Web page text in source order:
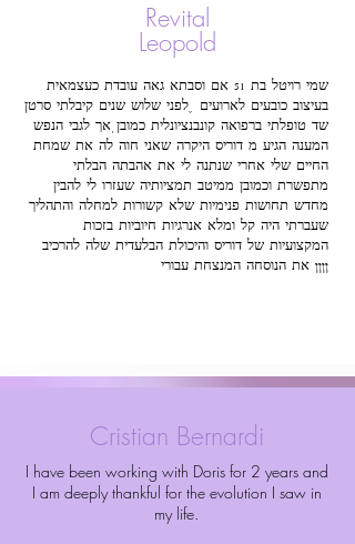
Revital
Leopold
שמי רויטל בת 51 אם וסבתא גאה עובדת כעצמאית
בעיצוב כובעים לארועים , לפני שלוש שנים קיבלתי סרטן
שד טופלתי ברפואה קונבנציונלית כמובן. אך לגבי הנפש
המענה הגיע מ דוריס היקרה שאני חוה לה את שמחת
החיים שלי אחרי שנתנה לי את אהבתה הבלתי
מתפשרת וכמובן ממיטב תמציותיה שעזרו לי להבין
מחדש תחושות פנימיות שלא קשורות למחלה והתהליך
שעברתי היה קל ומלא אנרגיות חיוביות בזכות
המקצועיות של דוריס והיכולת הבלעדית שלה להרכיב
את הנוסחה המנצחת עבורי !!!!
Cristian Bernardi
I have been working with Doris for 2 years and
I am deeply thankful for the evolution I saw in
my life.